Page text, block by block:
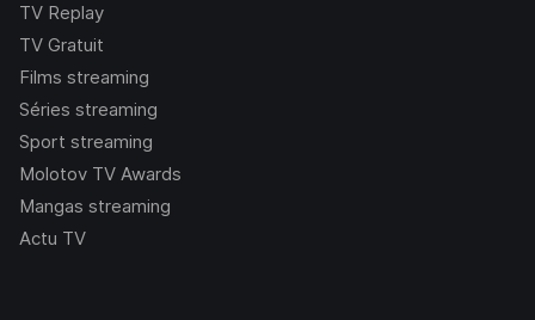
TV Replay
TV Gratuit
Films streaming
Séries streaming
Sport streaming
Molotov TV Awards
Mangas streaming
Actu TV